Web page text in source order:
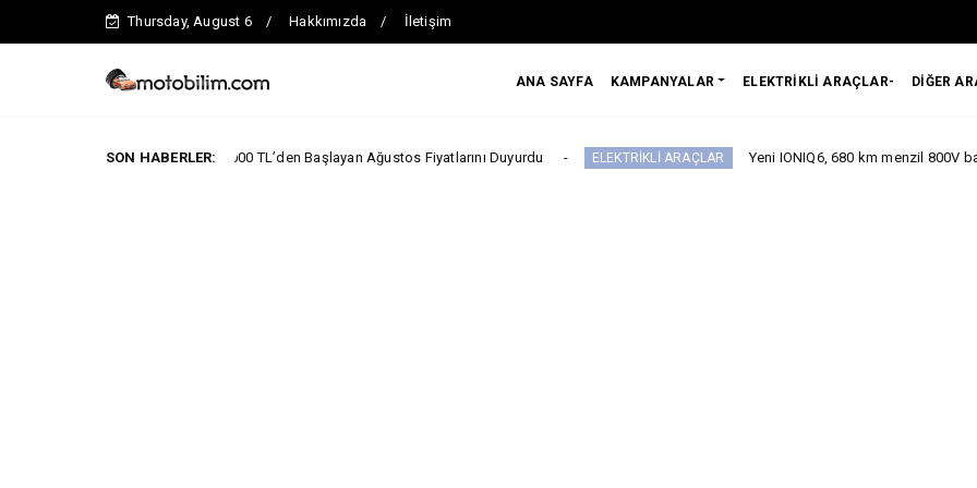
Thursday, August 6 Hakkımızda İletişim
ANA SAYFA KAMPANYALAR ELEKTRİKLİ ARAÇLAR- DİĞER
SON HABERLER:
MG 2.290.000 TL’den Başlayan Ağustos Fiyatlarını Duyurdu ELEKTRİKLİ ARAÇLAR Yeni IONIQ6, 680 km menzil 800V batarya